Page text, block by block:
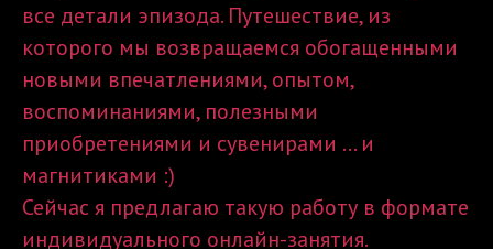
все детали эпизода. Путешествие, из
которого мы возвращаемся обогащенными
новыми впечатлениями, опытом,
воспоминаниями, полезными
приобретениями и сувенирами ... и
магнитиками :)
Сейчас я предлагаю такую работу в формате
индивидуального онлайн-занятия.